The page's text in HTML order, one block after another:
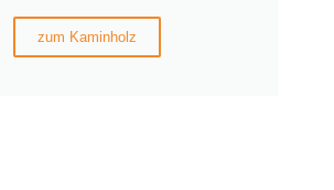
zum Kaminholz